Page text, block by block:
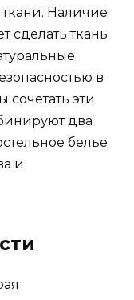
Наличие
сделать ткань
в
сочетать эти
два
белье
и